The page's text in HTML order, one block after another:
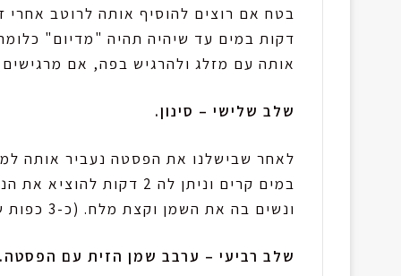
בטח אם רוצים להוסיף אותה לרוטב אחרי
דקות במים עד שיהיה תהיה "מדיום"
אותה עם מזלג ולהרגיש בפה, אם
שלב שלישי – סינון.
לאחר שבישלנו את הפסטה נעביר אותה
במים קרים וניתן לה 2 דקות להוציא את הנוזלים ולהתייבש בנתיים ניקח כוס חד פעמית
ונשים בה את השמן וקצת מלח. (כ-3 כפות שמן)
שלב רביעי – ערבב שמן הזית עם הפסטה.